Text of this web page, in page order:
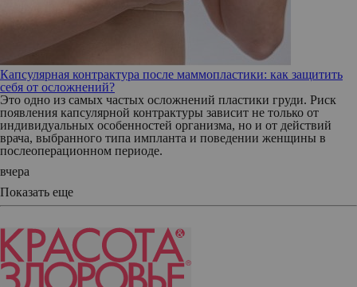
Капсулярная контрактура после маммопластики: как защитить
себя от осложнений?
Это одно из самых частых осложнений пластики груди. Риск
появления капсулярной контрактуры зависит не только от
индивидуальных особенностей организма, но и от действий
врача, выбранного типа импланта и поведении женщины в
послеоперационном периоде.
вчера
Показать еще